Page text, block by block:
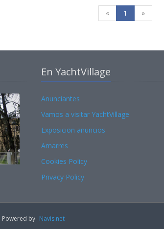
« 1 »
En YachtVillage
Anunciantes
Vamos a visitar YachtVillage
Exposicion anuncios
Amarres
Cookies Policy
Privacy Policy
Powered by Navis.net